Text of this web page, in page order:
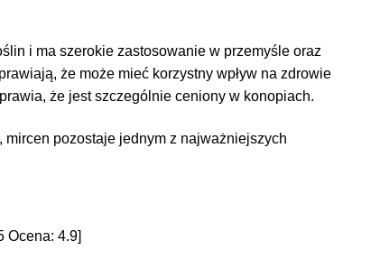
i ma szerokie zastosowanie w przemyśle oraz
że może mieć korzystny wpływ na zdrowie
że jest szczególnie ceniony w konopiach.
pozostaje jednym z najważniejszych
Ocena:4.9]